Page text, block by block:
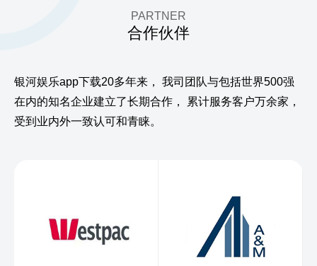
PARTNER
合作伙伴
银河娱乐app下载20多年来，
我司团队与包括世界500强
在内的知名企业建立了长期合作，
累计服务客户万余家，
受到业内外一致认可和青睐。